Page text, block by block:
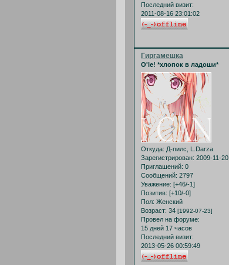
Последний визит:
2011-08-16 23:01:02
Гиргамешка
O'le! *хлопок в ладоши*
Откуда: Д-пилс, L.Darza
Зарегистрирован: 2009-11-20
Приглашений: 0
Сообщений: 2797
Уважение: [+46/-1]
Позитив: [+10/-0]
Пол: Женский
Возраст: 34 [1992-07-23]
Провел на форуме:
15 дней 17 часов
Последний визит:
2013-05-26 00:59:49